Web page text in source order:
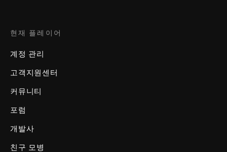
현재 플레이어
계정 관리
고객지원센터
커뮤니티
포럼
개발사
친구 모병